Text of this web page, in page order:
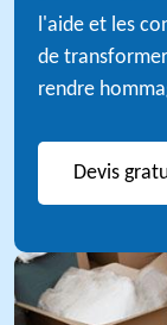
l'aide et les
de
rendre
Devis